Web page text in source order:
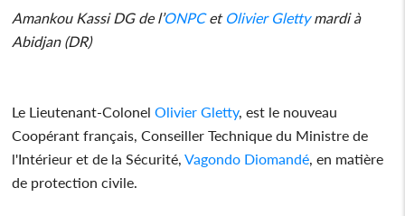
Amankou Kassi DG de l’ONPCet Olivier Glettymardi à
Abidjan (DR)
Le Lieutenant-ColonelOlivier Gletty, est le nouveau
Coopérant français, Conseiller Technique du Ministre de
l'Intérieur et de la Sécurité,Vagondo Diomandé , en matière
de protection civile.